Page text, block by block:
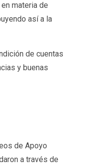
materia de
así a la
de cuentas
y buenas
de Apoyo
a través de